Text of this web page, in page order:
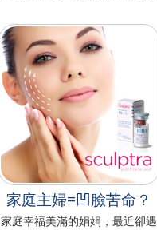
家庭主婦=凹臉苦命？
家庭幸福美滿的娟娟，最近卻遇